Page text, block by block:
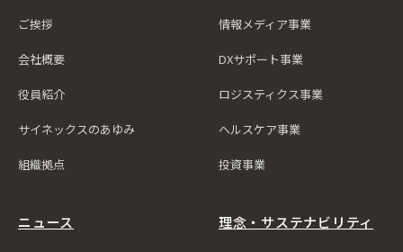
ご挨拶
会社概要
役員紹介
サイネックスのあゆみ
組織拠点
情報メディア事業
DXサポート事業
ロジスティクス事業
ヘルスケア事業
投資事業
ニュース 理念・サステナビリティ